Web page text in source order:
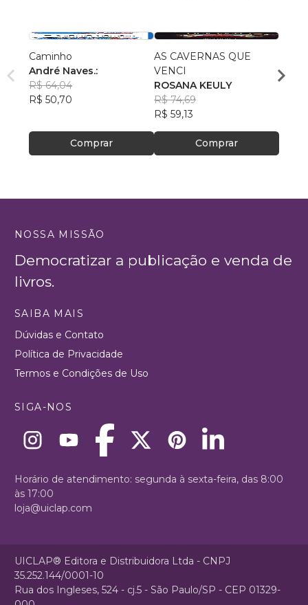
Caminho
André Naves.:
R$ 64,04
R$ 50,70
Comprar
AS CAVERNAS QUE
VENCI
ROSANA KEULY
R$ 74,69
R$ 59,13
Comprar
Chris
R$
NOSSA MISSÃO
Democratizar a publicação e venda de
livros.
SAIBA MAIS
Dúvidas e Contato
Política de Privacidade
Termos e Condições de Uso
SIGA-NOS
Horário de atendimento: segunda à sexta-feira, das 8:00
às 17:00
loja@uiclap.com
UICLAP® Editora e Distribuidora Ltda - CNPJ
35.252.144/0001-10
Rua dos Ingleses, 524 - cj.5 - São Paulo/SP - CEP 01329-